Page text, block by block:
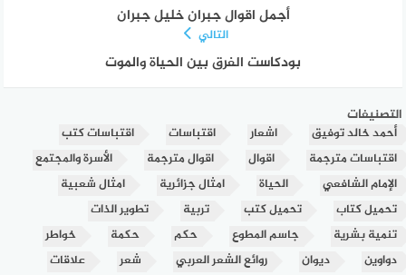
أجمل اقوال جبران خليل جبران
التالي
بودكاست الفرق بين الحياة والموت
التصنيفات
أحمد خالد توفيق اشعار اقتباسات
اقتباسات كتب
اقتباسات مترجمة
اقوال اقوال مترجمة
الأسرة والمجتمع
الإمام الشافعي
الحياة امثال جزائرية
امثال شعبية
تحميل كتاب
تحميل كتب تربية
تطوير الذات
تنمية بشرية
جاسم المطوع حكم حكمة
خواطر
دواوين
ديوان روائع الشعر العربي شعر
علاقات